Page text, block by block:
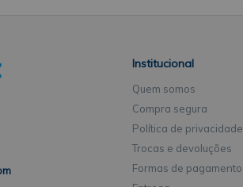
Institucional
Quem somos
Compra segura
Política de privacidade
Trocas e devoluções
Formas de pagamento